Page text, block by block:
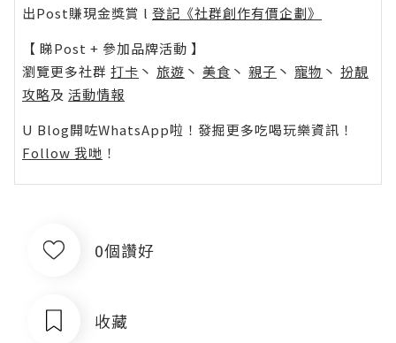
出Post賺現金獎賞 l 登記《社群創作有價企劃》
【 睇Post + 參加品牌活動 】
瀏覽更多社群 打卡 丶 旅遊 丶 美食 丶 親子 丶 寵物 丶 扮靚
攻略及 活動情報
U Blog開咗WhatsApp啦！發掘更多吃喝玩樂資訊！
Follow 我哋 ！
0個讚好
收藏